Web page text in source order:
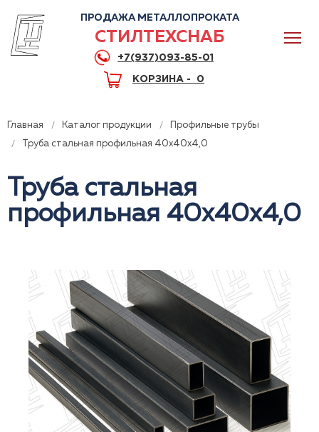
ПРОДАЖА МЕТАЛЛОПРОКАТА
СТИЛТЕХСНАБ
+7(937)093-85-01
КОРЗИНА - 0
Главная Каталог продукции
Профильные трубы
Труба стальная профильная 40x40x4,0
Труба стальная
профильная 40x40x4,0